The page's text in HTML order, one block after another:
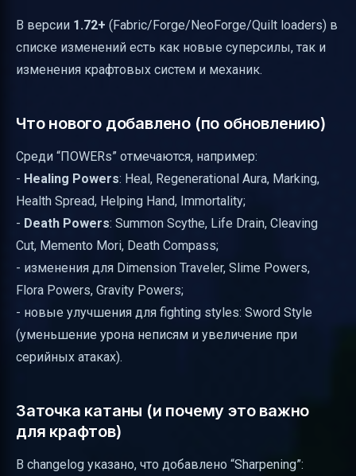
В версии 1.72+ (Fabric/Forge/NeoForge/Quilt loaders) в
списке изменений есть как новые суперсилы, так и
изменения крафтовых систем и механик.
Что нового добавлено (по обновлению)
Среди “ПОWERs” отмечаются, например:
- Healing Powers: Heal, Regenerational Aura, Marking,
Health Spread, Helping Hand, Immortality;
- Death Powers: Summon Scythe, Life Drain, Cleaving
Cut, Memento Mori, Death Compass;
- изменения для Dimension Traveler, Slime Powers,
Flora Powers, Gravity Powers;
- новые улучшения для fighting styles: Sword Style
(уменьшение урона неписям и увеличение при
серийных атаках).
Заточка катаны (и почему это важно
для крафтов)
В changelog указано, что добавлено “Sharpening”: